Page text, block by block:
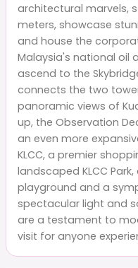
architectural marvels,
meters, showcase
and house the
Malaysia's national oil
ascend to the
connects the two
panoramic views of
up, the Observation
an even more
KLCC, a premier
landscaped KLCC
playground and a
spectacular light and
are a testament to
visit for anyone